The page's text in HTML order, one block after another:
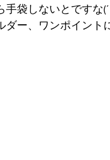
袋しないとですな
ダー、ワンポイント